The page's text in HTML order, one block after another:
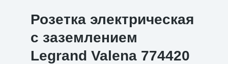
Розетка электрическая
с заземлением
Legrand Valena 774420